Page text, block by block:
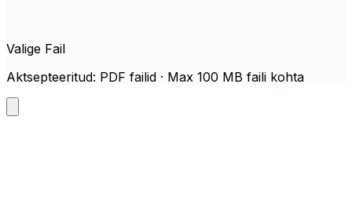
Valige Fail
Aktsepteeritud: PDF failid · Max 100 MB faili kohta